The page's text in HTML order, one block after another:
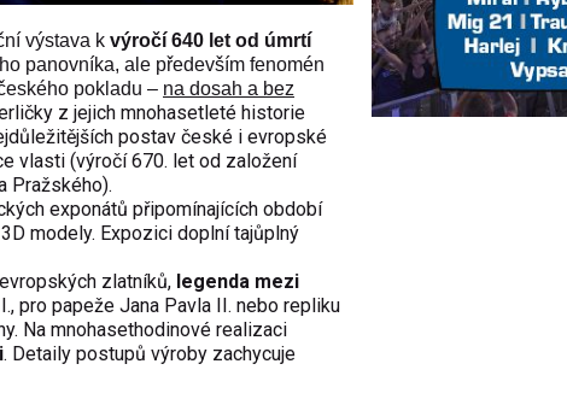
výstava k výročí 640 let od úmrtí
panovníka, ale především fenomén
pokladu – na dosah a bez
z jejich mnohasetleté historie
postav české i evropské
vlasti (výročí 670. let od založení
Pražského).
exponátů připomínajících období
modely. Expozici doplní tajůplný
zlatníků, legenda mezi
pro papeže Jana Pavla II. nebo repliku
Na mnohasethodinové realizaci
. Detaily postupů výroby zachycuje